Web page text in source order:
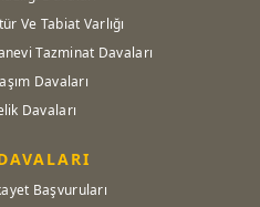
Ve Tabiat Varlığı
Tazminat Davaları
Davaları
Davaları
Başvuruları